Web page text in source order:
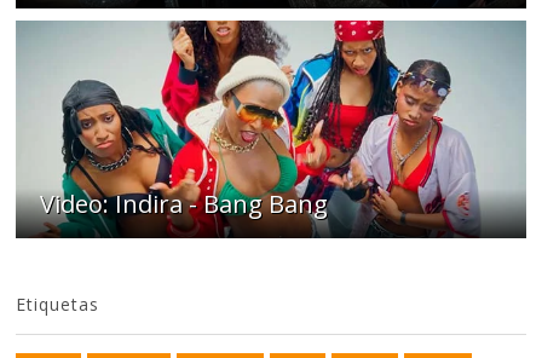
Video: Indira - Bang Bang
Etiquetas